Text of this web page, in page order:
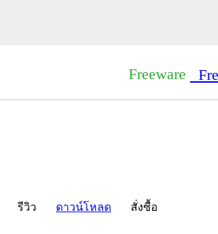
Freeware
รีวิว ดาวน์โหลด สั่งซื้อ